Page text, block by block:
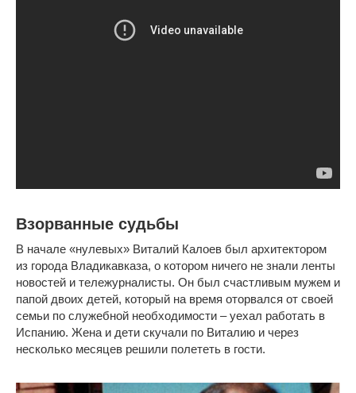
Взорванные судьбы
В начале «нулевых» Виталий Калоев был архитектором
из города Владикавказа, о котором ничего не знали ленты
новостей и тележурналисты. Он был счастливым мужем и
папой двоих детей, который на время оторвался от своей
семьи по служебной необходимости – уехал работать в
Испанию. Жена и дети скучали по Виталию и через
несколько месяцев решили полететь в гости.